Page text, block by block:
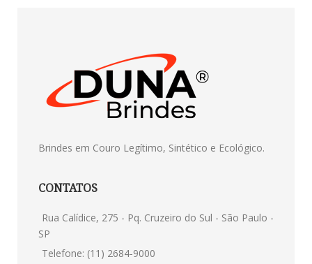
Brindes em Couro Legítimo, Sintético e Ecológico.
CONTATOS
Rua Calídice, 275 - Pq. Cruzeiro do Sul - São Paulo -
SP
Telefone: (11) 2684-9000